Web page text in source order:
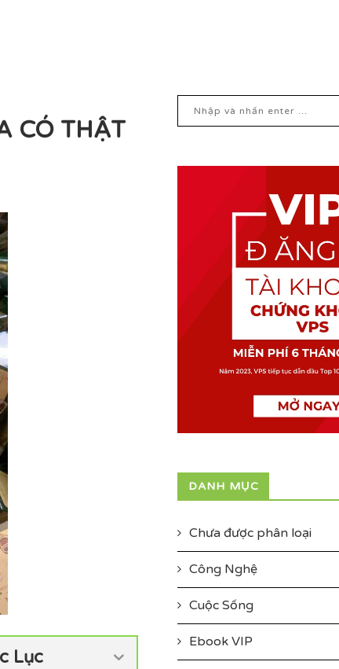
CÓ THẬT
Lục
DANH MỤC
Chưa được phân loại
Công Nghệ
Cuộc Sống
Ebook VIP